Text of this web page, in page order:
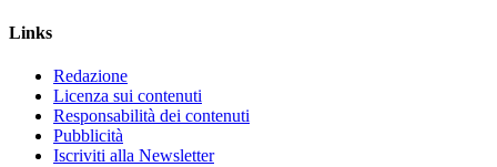
Links
Redazione
Licenza sui contenuti
Responsabilità dei contenuti
Pubblicità
Iscriviti alla Newsletter